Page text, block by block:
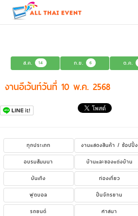
ส.ค. 14 ก.ย. 6 ต.ค.
งานอีเว้นท์วันที่ 10 พ.ค. 2568
ทุกประเภท งานแสดงสินค้า / ช้อปปิ้ง
อบรมสัมมนา
บ้านและของแต่งบ้าน
บันเทิง
ท่องเที่ยว
ฟุตบอล
ปั่นจักรยาน
รถยนต์
ศาสนา